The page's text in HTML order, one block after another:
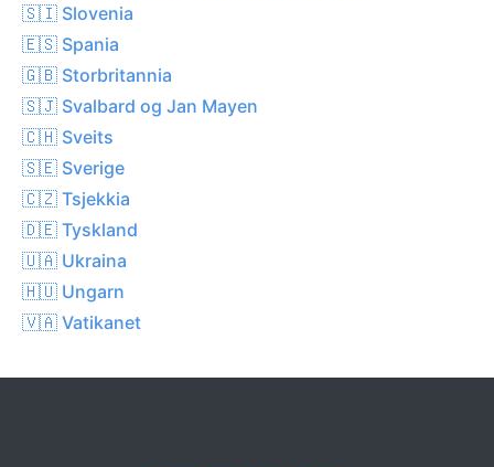
🇸🇮 Slovenia
🇪🇸 Spania
🇬🇧 Storbritannia
🇸🇯 Svalbard og Jan Mayen
🇨🇭 Sveits
🇸🇪 Sverige
🇨🇿 Tsjekkia
🇩🇪 Tyskland
🇺🇦 Ukraina
🇭🇺 Ungarn
🇻🇦 Vatikanet